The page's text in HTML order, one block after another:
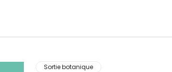
Sortie botanique